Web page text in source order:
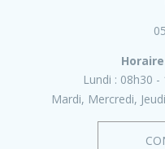
Lundi : 08h30 -
Mardi, Mercredi,